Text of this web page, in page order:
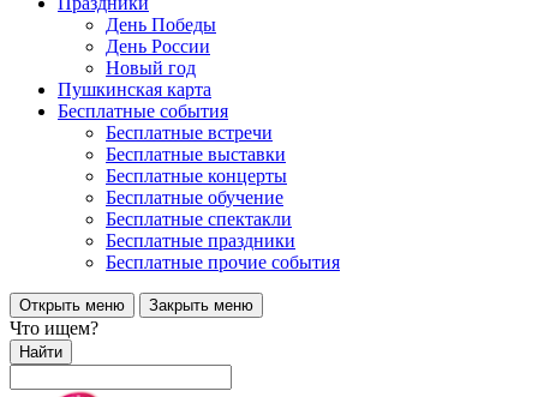
День Победы
День России
Новый год
Пушкинская карта
Бесплатные события
Бесплатные встречи
Бесплатные выставки
Бесплатные концерты
Бесплатные обучение
Бесплатные спектакли
Бесплатные праздники
Бесплатные прочие события
Открыть меню Закрыть меню
Что ищем?
Найти